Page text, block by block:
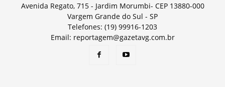
Avenida Regato, 715 - Jardim Morumbi- CEP 13880-000
Vargem Grande do Sul - SP
Telefones: (19) 99916-1203
Email: reportagem@gazetavg.com.br